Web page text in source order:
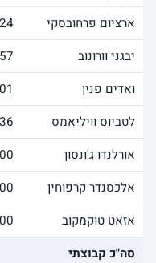
ארציום פרחובסקי
יבגני וורונוב
ואדים פנין
לטביוס וויליאמס
אורלנדו ג'ונסון
אלכסנדר קרפוחין
אזאט טוקמקוב
סה"כ קבוצתי